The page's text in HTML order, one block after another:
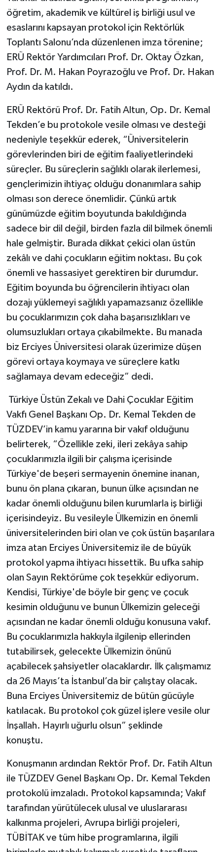
öğretim, akademik ve kültürel iş birliği usul ve
esaslarını kapsayan protokol için Rektörlük
Toplantı Salonu’nda düzenlenen imza törenine;
ERÜ Rektör Yardımcıları Prof. Dr. Oktay Özkan,
Prof. Dr. M. Hakan Poyrazoğlu ve Prof. Dr. Hakan
Aydın da katıldı.
ERÜ Rektörü Prof. Dr. Fatih Altun, Op. Dr. Kemal
Tekden’e bu protokole vesile olması ve desteği
nedeniyle teşekkür ederek, “Üniversitelerin
görevlerinden biri de eğitim faaliyetlerindeki
süreçler. Bu süreçlerin sağlıklı olarak ilerlemesi,
gençlerimizin ihtiyaç olduğu donanımlara sahip
olması son derece önemlidir. Çünkü artık
günümüzde eğitim boyutunda bakıldığında
sadece bir dil değil, birden fazla dil bilmek önemli
hale gelmiştir. Burada dikkat çekici olan üstün
zekâlı ve dahi çocukların eğitim noktası. Bu çok
önemli ve hassasiyet gerektiren bir durumdur.
Eğitim boyunda bu öğrencilerin ihtiyacı olan
dozajı yüklemeyi sağlıklı yapamazsanız özellikle
bu çocuklarımızın çok daha başarısızlıkları ve
olumsuzlukları ortaya çıkabilmekte. Bu manada
biz Erciyes Üniversitesi olarak üzerimize düşen
görevi ortaya koymaya ve süreçlere katkı
sağlamaya devam edeceğiz” dedi.
Türkiye Üstün Zekalı ve Dahi Çocuklar Eğitim
Vakfı Genel Başkanı Op. Dr. Kemal Tekden de
TÜZDEV’in kamu yararına bir vakıf olduğunu
belirterek, “Özellikle zeki, ileri zekâya sahip
çocuklarımızla ilgili bir çalışma içerisinde
Türkiye'de beşeri sermayenin önemine inanan,
bunu ön plana çıkaran, bunun ülke açısından ne
kadar önemli olduğunu bilen kurumlarla iş birliği
içerisindeyiz. Bu vesileyle Ülkemizin en önemli
üniversitelerinden biri olan ve çok üstün başarılara
imza atan Erciyes Üniversitemiz ile de büyük
protokol yapma ihtiyacı hissettik. Bu ufka sahip
olan Sayın Rektörüme çok teşekkür ediyorum.
Kendisi, Türkiye'de böyle bir genç ve çocuk
kesimin olduğunu ve bunun Ülkemizin geleceği
açısından ne kadar önemli olduğu konusuna vakıf.
Bu çocuklarımızla hakkıyla ilgilenip ellerinden
tutabilirsek, gelecekte Ülkemizin önünü
açabilecek şahsiyetler olacaklardır. İlk çalışmamız
da 26 Mayıs’ta İstanbul’da bir çalıştay olacak.
Buna Erciyes Üniversitemiz de bütün gücüyle
katılacak. Bu protokol çok güzel işlere vesile olur
İnşallah. Hayırlı uğurlu olsun” şeklinde
konuştu.
Konuşmanın ardından Rektör Prof. Dr. Fatih Altun
ile TÜZDEV Genel Başkanı Op. Dr. Kemal Tekden
protokolü imzaladı. Protokol kapsamında; Vakıf
tarafından yürütülecek ulusal ve uluslararası
kalkınma projeleri, Avrupa birliği projeleri,
TÜBİTAK ve tüm hibe programlarına, ilgili